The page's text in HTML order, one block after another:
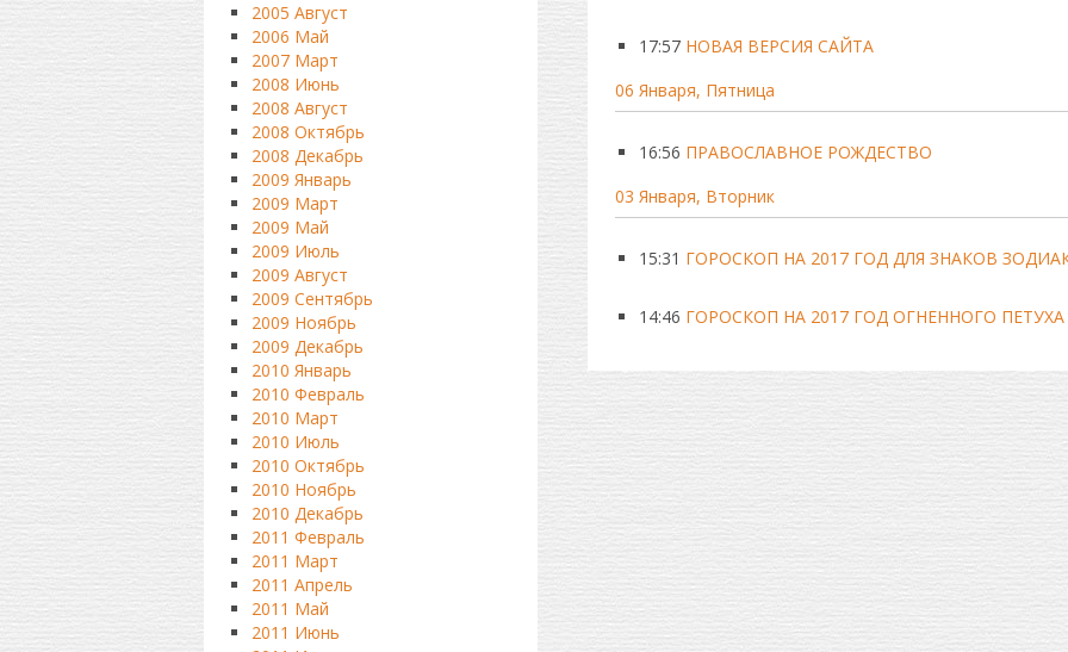
17:57 НОВАЯ ВЕРСИЯ САЙТА
06 Января, Пятница
16:56 ПРАВОСЛАВНОЕ РОЖДЕСТВО
03 Января, Вторник
15:31 ГОРОСКОП НА 2017 ГОД ДЛЯ ЗНАКОВ
14:46 ГОРОСКОП НА 2017 ГОД ОГНЕННОГО ПЕТУХА
2005 Август
2006 Май
2007 Март
2008 Июнь
2008 Август
2008 Октябрь
2008 Декабрь
2009 Январь
2009 Март
2009 Май
2009 Июль
2009 Август
2009 Сентябрь
2009 Ноябрь
2009 Декабрь
2010 Январь
2010 Февраль
2010 Март
2010 Июль
2010 Октябрь
2010 Ноябрь
2010 Декабрь
2011 Февраль
2011 Март
2011 Апрель
2011 Май
2011 Июнь